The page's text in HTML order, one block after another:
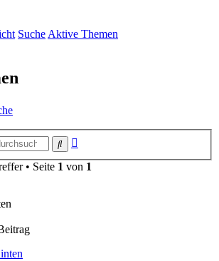
SucheAktive Themen
Suche
• Seite 1 von 1